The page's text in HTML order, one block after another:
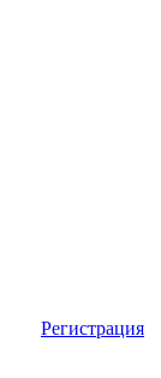
Регистрация